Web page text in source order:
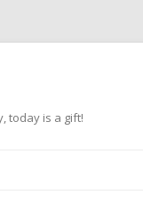
today is a gift!